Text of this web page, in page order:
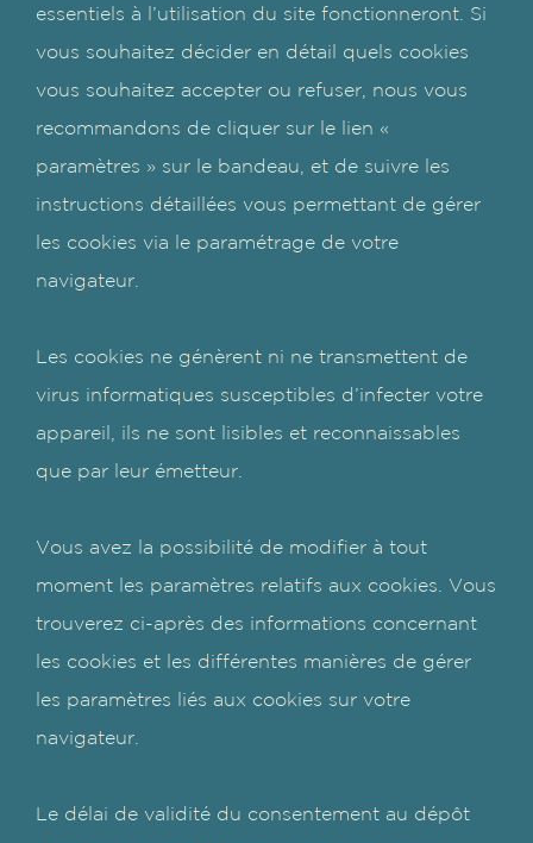
essentiels à l’utilisation du site fonctionneront. Si
vous souhaitez décider en détail quels cookies
vous souhaitez accepter ou refuser, nous vous
recommandons de cliquer sur le lien «
paramètres » sur le bandeau, et de suivre les
instructions détaillées vous permettant de gérer
les cookies via le paramétrage de votre
navigateur.
Les cookies ne génèrent ni ne transmettent de
virus informatiques susceptibles d’infecter votre
appareil, ils ne sont lisibles et reconnaissables
que par leur émetteur.
Vous avez la possibilité de modifier à tout
moment les paramètres relatifs aux cookies. Vous
trouverez ci-après des informations concernant
les cookies et les différentes manières de gérer
les paramètres liés aux cookies sur votre
navigateur.
Le délai de validité du consentement au dépôt